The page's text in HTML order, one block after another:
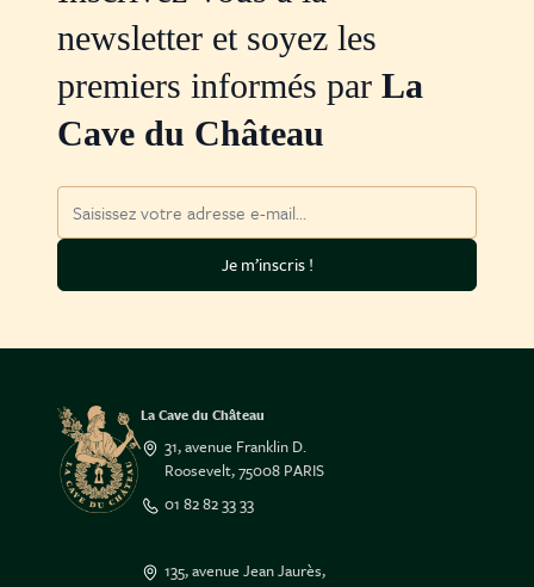
newsletter et soyez les
premiers informés par La
Cave du Château
Je m’inscris !
La Cave du Château
31, avenue Franklin D.
Roosevelt, 75008 PARIS
01 82 82 33 33
135, avenue Jean Jaurès,